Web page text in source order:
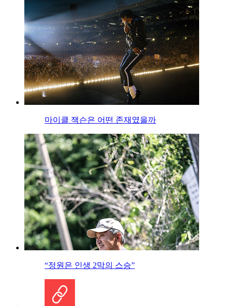
마이클 잭슨은 어떤 존재였을까
“정원은 인생 2막의 스승”